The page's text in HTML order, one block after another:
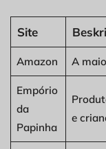
Site
Amazon A
Empório
da
Papinha
e